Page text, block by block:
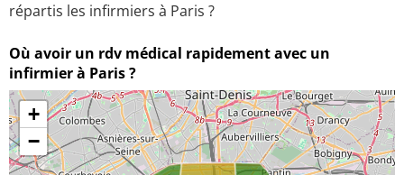
répartis les infirmiers à Paris ?
Où avoir un rdv médical rapidement avec un
infirmier à Paris ?
+
−